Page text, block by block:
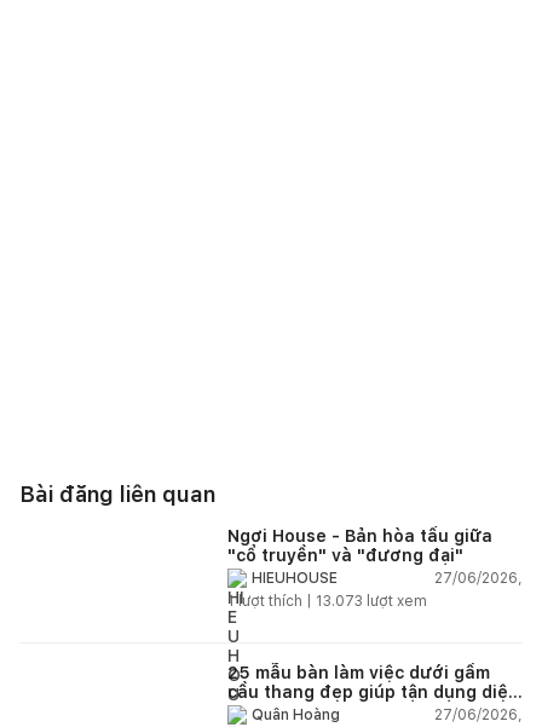
Bài đăng liên quan
Ngơi House - Bản hòa tấu giữa
"cổ truyền" và "đương đại"
HIEUHOUSE
27/06/2026,
1lượt thích | 13.073 lượt xem
25 mẫu bàn làm việc dưới gầm
cầu thang đẹp giúp tận dụng diện
tích tưởng chừng bị bỏ quên
Quân Hoàng
27/06/2026,